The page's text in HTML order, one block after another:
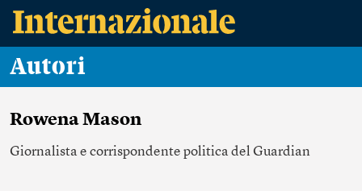
Autori
Rowena Mason
Giornalista e corrispondente politica del Guardian